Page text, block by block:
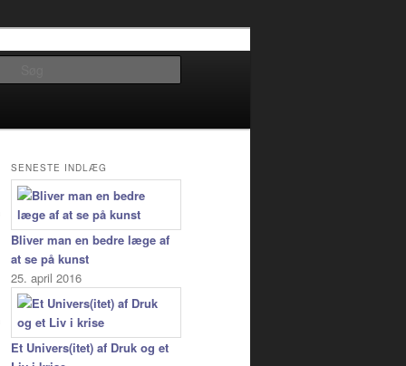
SENESTE INDLÆG
Bliver man en bedre læge af
at se på kunst
25. april 2016
Et Univers(itet) af Druk og et